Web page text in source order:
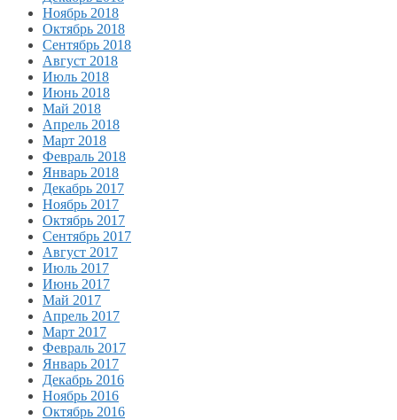
Ноябрь 2018
Октябрь 2018
Сентябрь 2018
Август 2018
Июль 2018
Июнь 2018
Май 2018
Апрель 2018
Март 2018
Февраль 2018
Январь 2018
Декабрь 2017
Ноябрь 2017
Октябрь 2017
Сентябрь 2017
Август 2017
Июль 2017
Июнь 2017
Май 2017
Апрель 2017
Март 2017
Февраль 2017
Январь 2017
Декабрь 2016
Ноябрь 2016
Октябрь 2016